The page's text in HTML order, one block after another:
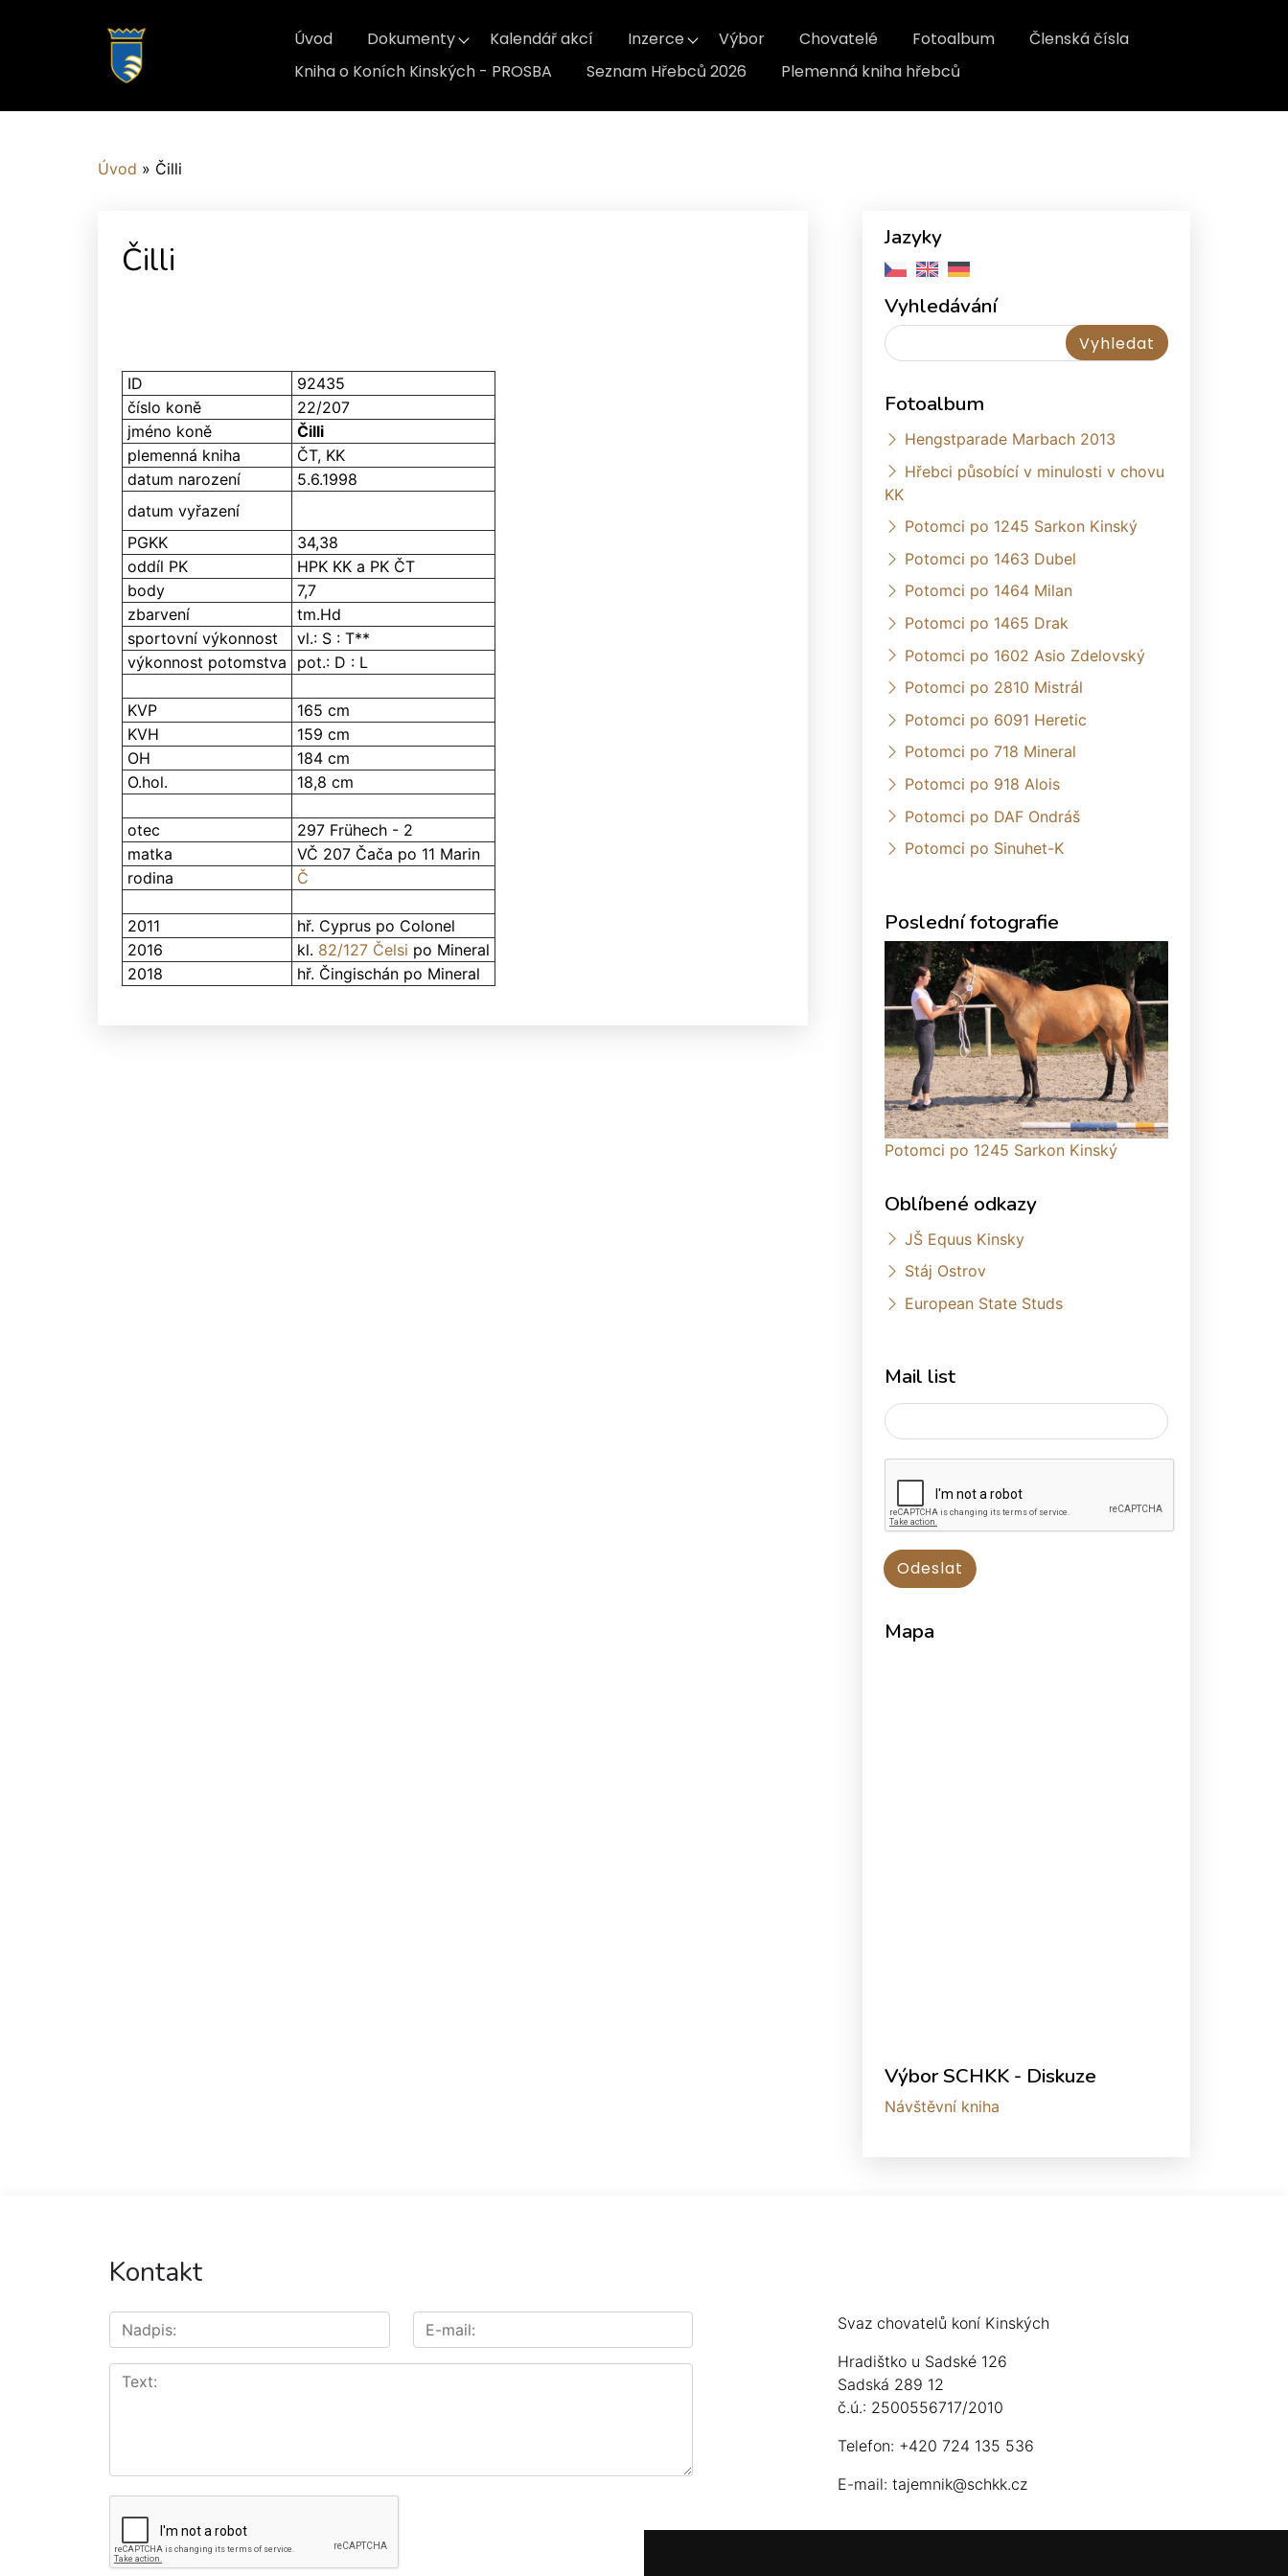
Úvod Dokumenty Kalendář akcí Inzerce Výbor Chovatelé Fotoalbum
Členská čísla
Kniha o Koních Kinských - PROSBA
Seznam Hřebců 2026 Plemenná kniha hřebců
Úvod » Čilli
Čilli
ID
92435
číslo koně
22/207
jméno koně
Čilli
plemenná kniha
ČT, KK
datum narození
5.6.1998
datum vyřazení
PGKK
34,38
oddíl PK
HPK KK a PK ČT
body
7,7
zbarvení
tm.Hd
sportovní výkonnost
vl.: S : T**
výkonnost potomstva
pot.: D : L
KVP
165 cm
KVH
159 cm
OH
184 cm
O.hol.
18,8 cm
otec
297 Frühech - 2
matka
VČ 207 Čača po 11 Marin
rodina
Č
2011
hř. Cyprus po Colonel
2016
kl. 82/127 Čelsi po Mineral
2018
hř. Čingischán po Mineral
Jazyky
Vyhledávání
Fotoalbum
Hengstparade Marbach 2013
Hřebci působící v minulosti v chovu
KK
Potomci po 1245 Sarkon Kinský
Potomci po 1463 Dubel
Potomci po 1464 Milan
Potomci po 1465 Drak
Potomci po 1602 Asio Zdelovský
Potomci po 2810 Mistrál
Potomci po 6091 Heretic
Potomci po 718 Mineral
Potomci po 918 Alois
Potomci po DAF Ondráš
Potomci po Sinuhet-K
Poslední fotografie
Potomci po 1245 Sarkon Kinský
Oblíbené odkazy
JŠ Equus Kinsky
Stáj Ostrov
European State Studs
Mail list
Mapa
Výbor SCHKK - Diskuze
Návštěvní kniha
Kontakt
Svaz chovatelů koní Kinských
Hradištko u Sadské 126
Sadská 289 12
č.ú.: 2500556717/2010
Telefon: +420 724 135 536
E-mail: tajemnik@schkk.cz